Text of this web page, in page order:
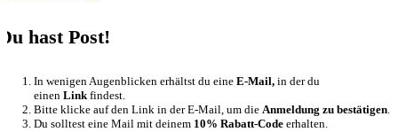
hast Post!
In wenigen Augenblicken erhältst du eine E-Mail, in der du
einen Linkfindest.
Bitte klicke auf den Link in der E-Mail, um die Anmeldung zu bestätigen.
Du solltest eine Mail mit deinem 10% Rabatt-Code erhalten.